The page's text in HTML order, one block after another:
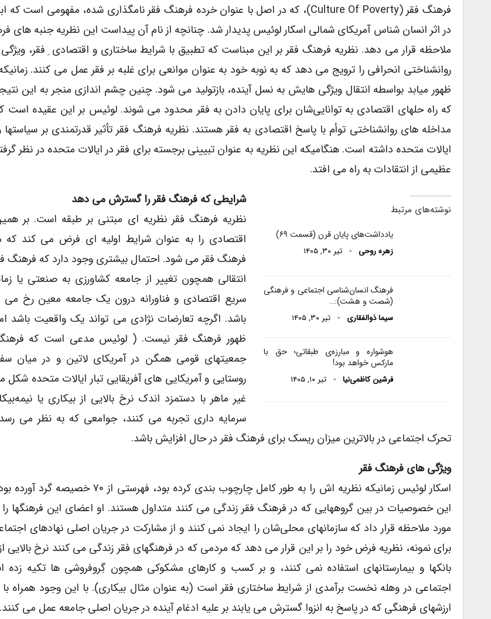
در اثر انسان شناس آمریکای شمالی اسکار لوئیس پدیدار شد. چنانچه از نام آن پیداست این نظریه جنبه های
ملاحظه قرار می دهد. نظریه فرهنگ فقر بر این مبناست که تطبیق با شرایط ساختاری و اقتصادی ِ فقر،
روانشناختی انحرافی را ترویج می دهد که به نوبه خود به عنوان موانعی برای غلبه بر فقر عمل می کنند.
ظهور میابد بواسطه انتقال ویژگی هایش به نسل آینده، بازتولید می شود. چنین چشم اندازی منجر به این
که راه حلهای اقتصادی به توانایی‌شان برای پایان دادن به فقر محدود می شوند. لوئیس بر این عقیده است
مداخله های روانشناختی توأم با پاسخ اقتصادی به فقر هستند. نظریه فرهنگ فقر تأثیر قدرتمندی بر سیاستها
ایالات متحده داشته است. هنگامیکه این نظریه به عنوان تبیینی برجسته برای فقر در ایالات متحده در نظر
عظیمی از انتقادات به راه می افتد.
نوشته‌های مرتبط
یادداشت‌های پایان قرن (قسمت ۶۹)
زهره روحی تیر ۳۰, ۱۴۰۵
فرهنگ انسان‌شناسی اجتماعی و فرهنگی
(شصت و هشت):…
سیما ذوالفقاری تیر ۳۰, ۱۴۰۵
هوشواره و مبارزه‌ی طبقاتی؛ حق با
مارکس خواهد بود!
فرشین کاظمی‌نیا تیر ۱۰, ۱۴۰۵
شرایطی که فرهنگ فقر را گسترش می دهد
نظریه فرهنگ فقر نظریه ای مبتنی بر طبقه است. بر
اقتصادی را به عنوان شرایط اولیه ای فرض می کند که
فرهنگ فقر می شود. احتمال بیشتری وجود دارد که فرهنگ
انتقالی همچون تغییر از جامعه کشاورزی به صنعتی یا
سریع اقتصادی و فناورانه درون یک جامعه معین رخ
باشد. اگرچه تعارضات نژادی می تواند یک واقعیت باشد
ظهور فرهنگ فقر نیست. ( لوئیس مدعی است که
جمعیتهای قومی همگن در آمریکای لاتین و در میان
روستایی و آمریکایی های آفریقایی تبار ایالات متحده شکل
غیر ماهر با دستمزد اندک نرخ بالایی از بیکاری یا
سرمایه داری تجربه می کنند، جوامعی که به نظر می
تحرک اجتماعی در بالاترین میزان ریسک برای فرهنگ فقر در حال افزایش باشد.
ویژگی های فرهنگ فقر
اسکار لوئیس زمانیکه نظریه اش را به طور کامل چارچوب بندی کرده
این خصوصیات در بین گروههایی که در فرهنگ فقر زندگی می کنند متداول هستند. او اعضای این فرهنگها
مورد ملاحظه قرار داد که سازمانهای محلی‌شان را ایجاد نمی کنند و از مشارکت در جریان اصلی نهادهای
برای نمونه، نظریه فرض خود را بر این قرار می دهد که مردمی که در فرهنگهای فقر زندگی می کنند نرخ بالایی از
بانکها و بیمارستانهای استفاده نمی کنند، و بر کسب و کارهای مشکوکی همچون گِروفروشی ها تکیه زده
اجتماعی در وهله نخست برآمدی از شرایط ساختاری فقر است (به عنوان مثال بیکاری). با این وجود همراه با
ارزشهای فرهنگی که در پاسخ به انزوا گسترش می یابند بر علیه ادغام آینده در جریان اصلی جامعه عمل می کنند.